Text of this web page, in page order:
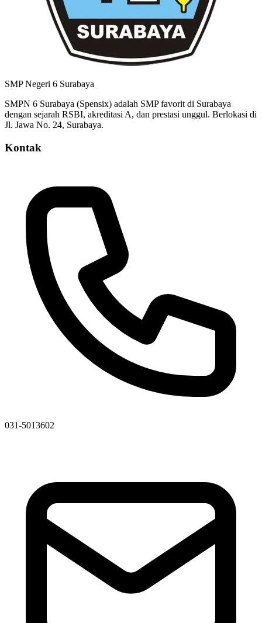
SMP Negeri 6 Surabaya
SMPN 6 Surabaya (Spensix) adalah SMP favorit di Surabaya
dengan sejarah RSBI, akreditasi A, dan prestasi unggul. Berlokasi di
Jl. Jawa No. 24, Surabaya.
Kontak
031-5013602